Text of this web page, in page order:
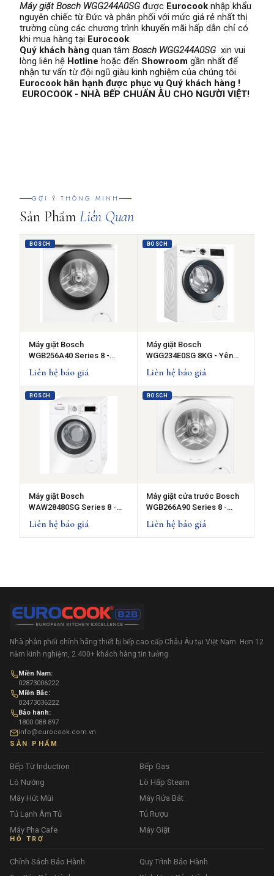
Máy giặt Bosch WGG244A0SG được Eurocook nhập khẩu
nguyên chiếc từ Đức và phân phối với mức giá rẻ nhất thị
trường cùng các chương trình khuyến mãi hấp dẫn chỉ có
khi mua hàng tại Eurocook.
Quý khách hàng quan tâm Bosch WGG244A0SG xin vui
lòng liên hệ Hotline hoặc đến Showroom gần nhất để
nhận tư vấn từ đội ngũ giàu kinh nghiệm của chúng tôi.
Eurocook hân hạnh được phục vụ Quý khách hàng !
EUROCOOK - NHÀ BẾP CHUẨN ÂU CHO NGƯỜI VIỆT!
GỢI Ý THÔNG MINH
Sản PhẩmLiên Quan
BOSCH
Máy giặt Bosch
WGB256A40 Series 8 -
10kg 1600vòng/phút
Liên hệ báo giá
BOSCH
Máy giặt Bosch
WGG234E0SG 8KG - Yên
tĩnh khi giặt
Liên hệ báo giá
BOSCH
Máy giặt Bosch
WAW28480SG Series 8 -
Công nghệ ActiveWater
Plus
Liên hệ báo giá
BOSCH
Máy giặt cửa trước Bosch
WGB266A90 Series 8 -
11kg
Liên hệ báo giá
Nhà phân phối chính hãng thiết bị bếp cao cấp Châu Âu tại Việt Nam. Hơn 12
năm kinh nghiệm, 2.400+ khách hàng tin tưởng.
Miền Nam:
02873006222
Miền Bắc:
02473036222
Bảo hành:
1800 088 897
info@eurocook.com.vn
SẢN PHẨM
Bếp Từ Induction
Bếp Gas
Lò Nướng
Lò Hấp Steam
Máy Hút Mùi
Máy Rửa Bát
Tủ Lạnh Âm Tủ
Tủ Rượu
Máy Pha Cafe
Máy Giặt
HỖ TRỢ
Chính Sách Bảo Hành
Quy Trình Bảo Hành